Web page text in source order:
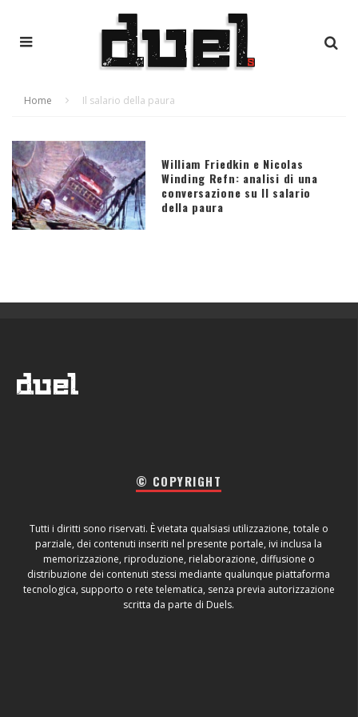
Home Il salario della paura
William Friedkin e Nicolas
Winding Refn: analisi di una
conversazione su Il salario
della paura
© COPYRIGHT
Tutti i diritti sono riservati. È vietata qualsiasi utilizzazione, totale o
parziale, dei contenuti inseriti nel presente portale, ivi inclusa la
memorizzazione, riproduzione, rielaborazione, diffusione o
distribuzione dei contenuti stessi mediante qualunque piattaforma
tecnologica, supporto o rete telematica, senza previa autorizzazione
scritta da parte di Duels.